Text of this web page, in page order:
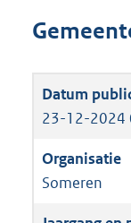
23-12-2024
Someren